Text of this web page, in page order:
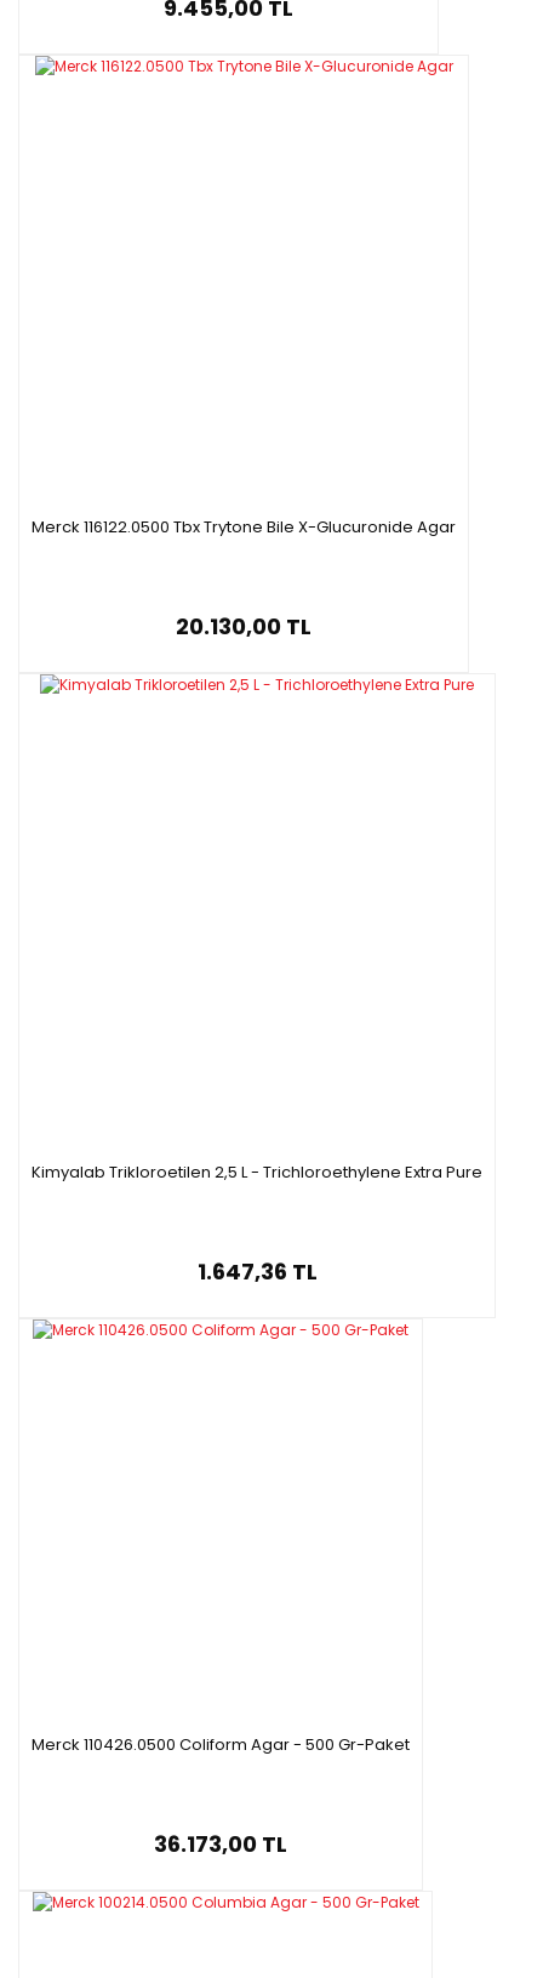
9.455,00 TL
Merck 116122.0500 Tbx Trytone Bile X-Glucuronide Agar
20.130,00 TL
Kimyalab Trikloroetilen 2,5 L - Trichloroethylene Extra Pure
1.647,36 TL
Merck 110426.0500 Coliform Agar - 500 Gr-Paket
36.173,00 TL